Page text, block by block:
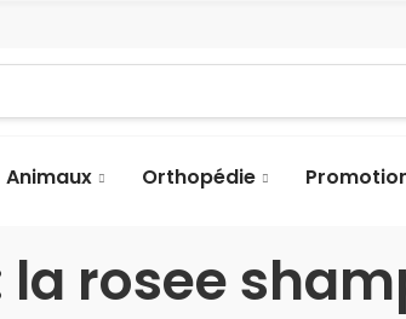
Animaux Orthopédie
rosee